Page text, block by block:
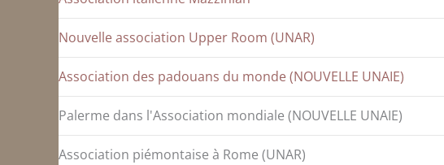
Nouvelle association Upper Room (UNAR)
Association des padouans du monde (NOUVELLE UNAIE)
Palerme dans l'Association mondiale (NOUVELLE UNAIE)
Association piémontaise à Rome (UNAR)